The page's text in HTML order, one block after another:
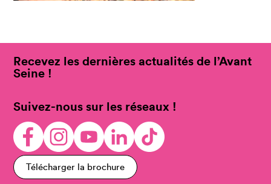
Recevez les dernières actualités de l’Avant
Seine !
Suivez-nous sur les réseaux !
Télécharger la brochure